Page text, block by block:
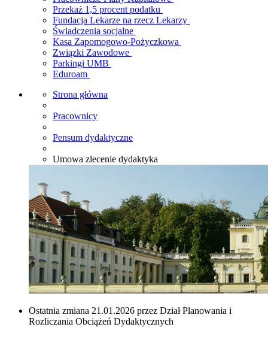
Przekaż 1,5 procent podatku
Fundacja Lekarze na rzecz Lekarzy
Świadczenia socjalne
Kasa Zapomogowo-Pożyczkowa
Związki Zawodowe
Parkingi UMB
Eduroam
Strona główna
Pracownicy
Pensum dydaktyczne
Umowa zlecenie dydaktyka
Ostatnia zmiana 21.01.2026 przez Dział Planowania i
Rozliczania Obciążeń Dydaktycznych